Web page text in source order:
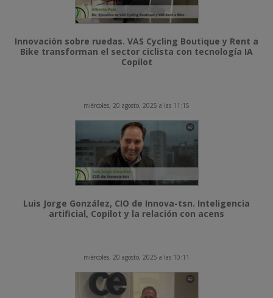
Innovación sobre ruedas. VAS Cycling Boutique y Rent a
Bike transforman el sector ciclista con tecnología IA
Copilot
miércoles, 20 agosto, 2025 a las 11:15
Luis Jorge González, CIO de Innova-tsn. Inteligencia
artificial, Copilot y la relación con acens
miércoles, 20 agosto, 2025 a las 10:11